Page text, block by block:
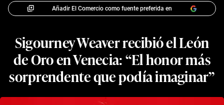
Añadir El Comercio como fuente preferida en
Sigourney Weaver recibió el León
de Oro en Venecia: “El honor más
sorprendente que podía imaginar”